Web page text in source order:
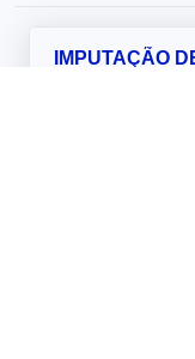
IMPUTAÇÃO